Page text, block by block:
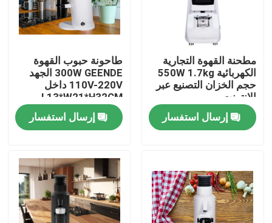
الصفحة الرئيسية
منتجات
معلومات عنا
مطحنة القهوة التجارية
الكهربائية 550W 1.7kg
حجم الخزان التصنيع عبر
الإنترنت
إرسال استفسار
طاحونة حبوب القهوة
300W GEENDE الجهد
110V-220V داخل
L13*W21*H32CM
إرسال استفسار